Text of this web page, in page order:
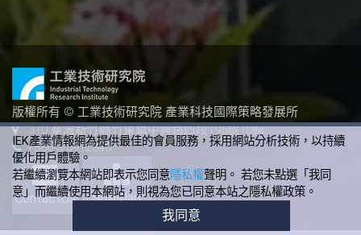
版權所有 © 工業技術研究院 產業科技國際策略發展所
310 臺灣新竹縣竹東鎮中興路四段195號10館
+886-3-5912340
ContactUs SiteMap
IEK產業情報網為提供最佳的會員服務，採用網站分析技術，以持續
優化用戶體驗。
若繼續瀏覽本網站即表示您同意隱私權聲明。 若您未點選「我同
意」而繼續使用本網站，則視為您已同意本站之隱私權政策。
我同意